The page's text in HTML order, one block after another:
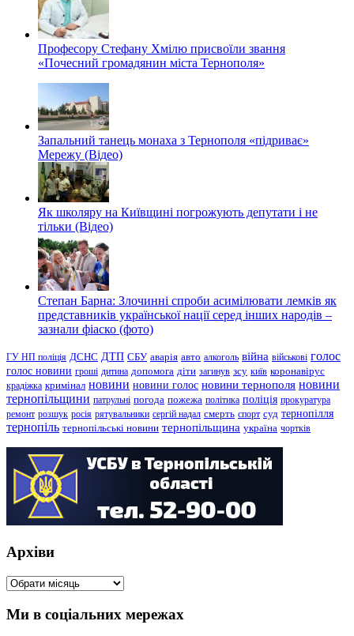
Професору Стефану Хмілю присвоїли звання
«Почесний громадянин міста Тернополя»
Запальний танець монаха з Тернополя «підриває»
Мережу (Відео)
Як школяру на Київщині погрожують депутати і не
тільки (Відео)
Степан Барна: Злочинні спроби асимілювати лемків як
представників української нації серед інших народів –
зазнали фіаско (фото)
ГУ НП поліція ДСНС ДТП СБУ аварія авто алкоголь війна військові голос
голос новини гроші дитина допомога діти загинув зсу київ коронавірус
крадіжка кримінал новини новини голос новини тернополя новини
тернопільщини патрульні погода пожежа політика поліція прокуратура
ремонт розшук росія рятувальники сергій надал смерть спорт суд тернопілля
тернопіль тернопільські новини тернопільщина україна чортків
Архіви
Архіви
Ми в соціальних мережах